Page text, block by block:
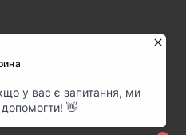
онлайн-курси